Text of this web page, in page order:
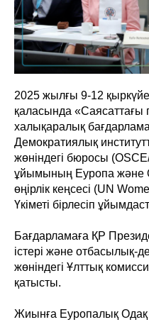
2025 жылғы 9-12
қаласында «Саясаттағы
халықаралық
Демократиялық
жөніндегі бюросы
ұйымының Еуропа және
өңірлік кеңсесі (UN
Үкіметі бірлесіп
Бағдарламаға ҚР
істері және отбасылық-
жөніндегі Ұлттық
қатысты.
Жиынға Еуропалық Одақ